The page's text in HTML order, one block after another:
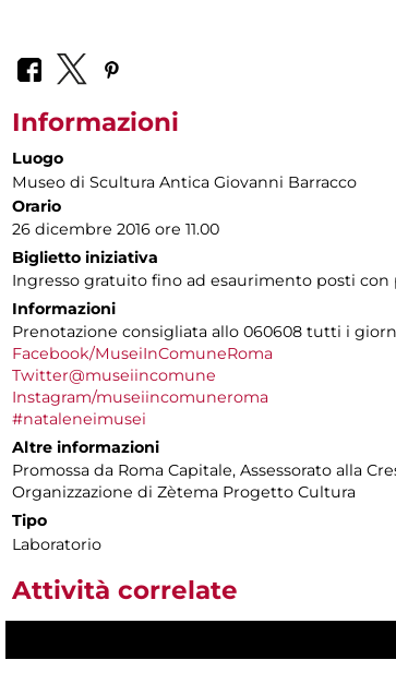
Informazioni
Luogo
Museo di Scultura Antica Giovanni Barracco
Orario
26 dicembre 2016 ore 11.00
Biglietto iniziativa
Ingresso gratuito fino ad esaurimento posti
Informazioni
Prenotazione consigliata allo 060608 tutti i
Facebook/MuseiInComuneRoma
Twitter@museiincomune
Instagram/museiincomuneroma
#nataleneimusei
Altre informazioni
Promossa da Roma Capitale, Assessorato alla
Organizzazione di Zètema Progetto Cultura
Tipo
Laboratorio
Attività correlate